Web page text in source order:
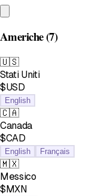
Americhe(7)
🇺🇸
Stati Uniti
$USD
English
🇨🇦
Canada
$CAD
English Français
🇲🇽
Messico
$MXN